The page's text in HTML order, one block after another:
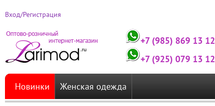
Вход/Регистрация
+7 (985) 869 13 12
+7 (925) 079 13 12
Новинки Женская одежда